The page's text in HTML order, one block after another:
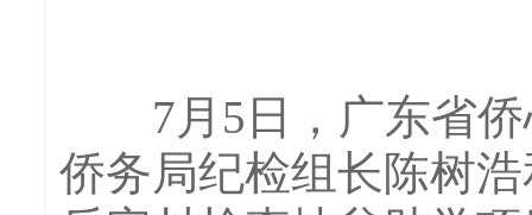
7月5日，广东省侨
侨务局纪检组长陈树